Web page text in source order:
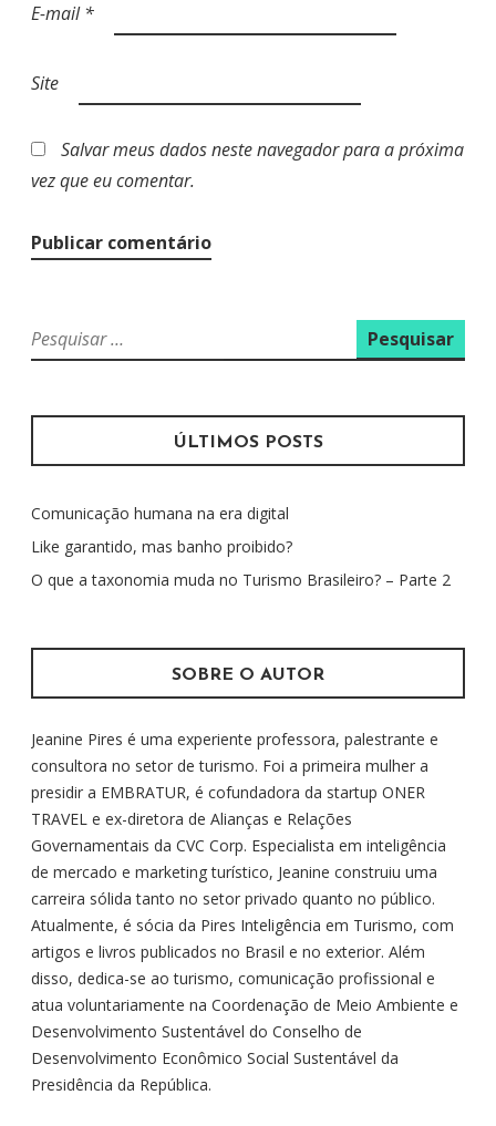
E-mail*
Site
Salvar meus dados neste navegador para a próxima
vez que eu comentar.
P
e
q
i
a
r
p
:
ÚLTIMOS POSTS
Comunicação humana na era digital
Like garantido, mas banho proibido?
O que a taxonomia muda no Turismo Brasileiro? – Parte 2
SOBRE O AUTOR
Jeanine Pires é uma experiente professora, palestrante e
consultora no setor de turismo. Foi a primeira mulher a
presidir a EMBRATUR, é cofundadora da startup ONER
TRAVEL e ex-diretora de Alianças e Relações
Governamentais da CVC Corp. Especialista em inteligência
de mercado e marketing turístico, Jeanine construiu uma
carreira sólida tanto no setor privado quanto no público.
Atualmente, é sócia da Pires Inteligência em Turismo, com
artigos e livros publicados no Brasil e no exterior. Além
disso, dedica-se ao turismo, comunicação profissional e
atua voluntariamente na Coordenação de Meio Ambiente e
Desenvolvimento Sustentável do Conselho de
Desenvolvimento Econômico Social Sustentável da
Presidência da República.